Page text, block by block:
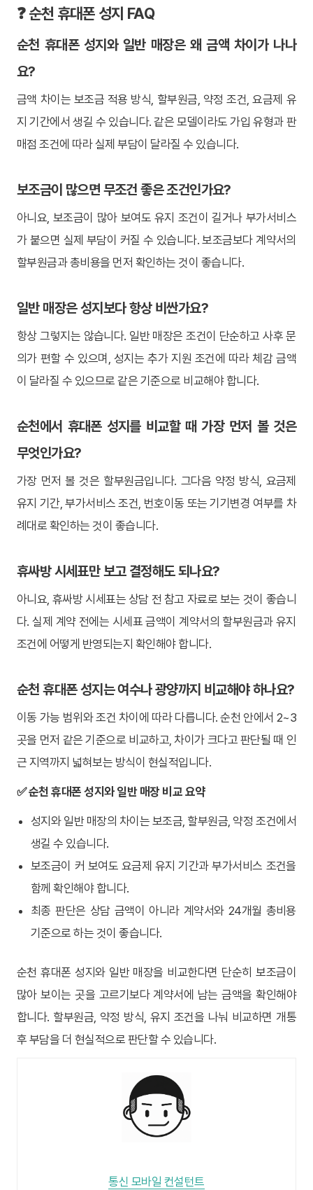
❓ 순천 휴대폰 성지 FAQ
순천 휴대폰 성지와 일반 매장은 왜 금액 차이가 나나
요?
금액 차이는 보조금 적용 방식, 할부원금, 약정 조건, 요금제 유
지 기간에서 생길 수 있습니다. 같은 모델이라도 가입 유형과 판
매점 조건에 따라 실제 부담이 달라질 수 있습니다.
보조금이 많으면 무조건 좋은 조건인가요?
아니요, 보조금이 많아 보여도 유지 조건이 길거나 부가서비스
가 붙으면 실제 부담이 커질 수 있습니다. 보조금보다 계약서의
할부원금과 총비용을 먼저 확인하는 것이 좋습니다.
일반 매장은 성지보다 항상 비싼가요?
항상 그렇지는 않습니다. 일반 매장은 조건이 단순하고 사후 문
의가 편할 수 있으며, 성지는 추가 지원 조건에 따라 체감 금액
이 달라질 수 있으므로 같은 기준으로 비교해야 합니다.
순천에서 휴대폰 성지를 비교할 때 가장 먼저 볼 것은
무엇인가요?
가장 먼저 볼 것은 할부원금입니다. 그다음 약정 방식, 요금제
유지 기간, 부가서비스 조건, 번호이동 또는 기기변경 여부를 차
례대로 확인하는 것이 좋습니다.
휴싸방 시세표만 보고 결정해도 되나요?
아니요, 휴싸방 시세표는 상담 전 참고 자료로 보는 것이 좋습니
다. 실제 계약 전에는 시세표 금액이 계약서의 할부원금과 유지
조건에 어떻게 반영되는지 확인해야 합니다.
순천 휴대폰 성지는 여수나 광양까지 비교해야 하나요?
이동 가능 범위와 조건 차이에 따라 다릅니다. 순천 안에서 2~3
곳을 먼저 같은 기준으로 비교하고, 차이가 크다고 판단될 때 인
근 지역까지 넓혀보는 방식이 현실적입니다.
✅ 순천 휴대폰 성지와 일반 매장 비교 요약
성지와 일반 매장의 차이는 보조금, 할부원금, 약정 조건에서
생길 수 있습니다.
보조금이 커 보여도 요금제 유지 기간과 부가서비스 조건을
함께 확인해야 합니다.
최종 판단은 상담 금액이 아니라 계약서와 24개월 총비용
기준으로 하는 것이 좋습니다.
순천 휴대폰 성지와 일반 매장을 비교한다면 단순히 보조금이
많아 보이는 곳을 고르기보다 계약서에 남는 금액을 확인해야
합니다. 할부원금, 약정 방식, 유지 조건을 나눠 비교하면 개통
후 부담을 더 현실적으로 판단할 수 있습니다.
통신 모바일 컨설턴트